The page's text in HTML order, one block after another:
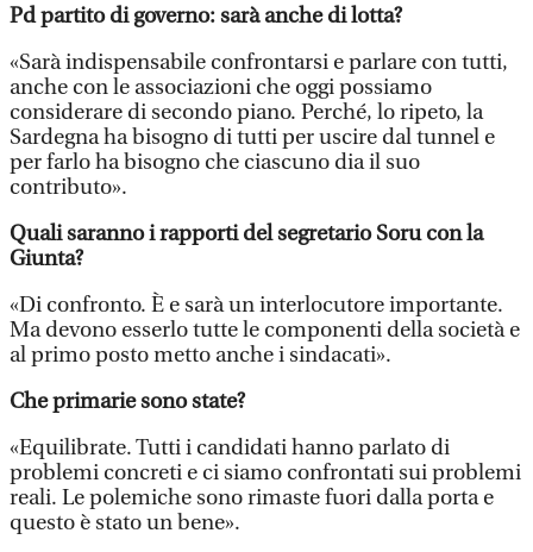
Pd partito di governo: sarà anche di lotta?
«Sarà indispensabile confrontarsi e parlare con tutti,
anche con le associazioni che oggi possiamo
considerare di secondo piano. Perché, lo ripeto, la
Sardegna ha bisogno di tutti per uscire dal tunnel e
per farlo ha bisogno che ciascuno dia il suo
contributo».
Quali saranno i rapporti del segretario Soru con la
Giunta?
«Di confronto. È e sarà un interlocutore importante.
Ma devono esserlo tutte le componenti della società e
al primo posto metto anche i sindacati».
Che primarie sono state?
«Equilibrate. Tutti i candidati hanno parlato di
problemi concreti e ci siamo confrontati sui problemi
reali. Le polemiche sono rimaste fuori dalla porta e
questo è stato un bene».